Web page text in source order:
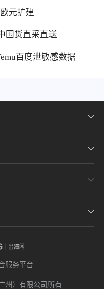
元扩建
国货直采直送
百度泄敏感数据
服务平台
州）有限公司所有